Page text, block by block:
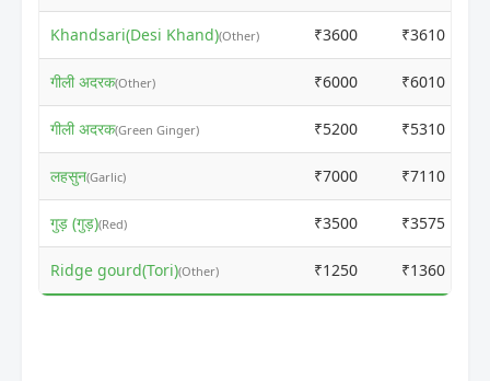
Khandsari(Desi Khand)(Other) ₹3600 ₹3610
गीली अदरक(Other) ₹6000 ₹6010
गीली अदरक(Green Ginger) ₹5200 ₹5310
लहसुन(Garlic) ₹7000 ₹7110
गुड़ (गुड़)(Red) ₹3500 ₹3575
Ridge gourd(Tori)(Other) ₹1250 ₹1360